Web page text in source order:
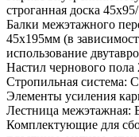
строганная доска
Балки межэтажного
45х195мм (в
использование
Настил чернового
Стропильная система:
Элементы усиления
Лестница межэтажная:
Комплектующие для